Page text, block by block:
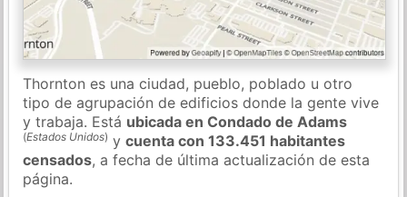
Thornton es una ciudad, pueblo, poblado u otro
tipo de agrupación de edificios donde la gente vive
y trabaja. Está ubicada en Condado de Adams
(Estados Unidos) ycuenta con 133.451 habitantes
censados, a fecha de última actualización de esta
página.